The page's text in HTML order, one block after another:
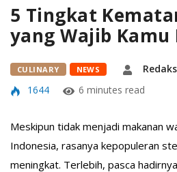
5 Tingkat
yang Wajib Kamu
CULINARY NEWS
1644
6 minutes read
Meskipun tidak menjadi makanan
Indonesia, rasanya kepopuleran
meningkat. Terlebih, pasca